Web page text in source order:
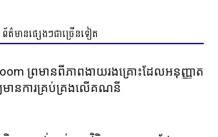
ព័ត៌មានផ្សេងៗជាច្រើនទៀត
ព្រមានពីភាពងាយរងគ្រោះដែលអនុញ្ញាត
មានការគ្រប់គ្រងលើគណនី